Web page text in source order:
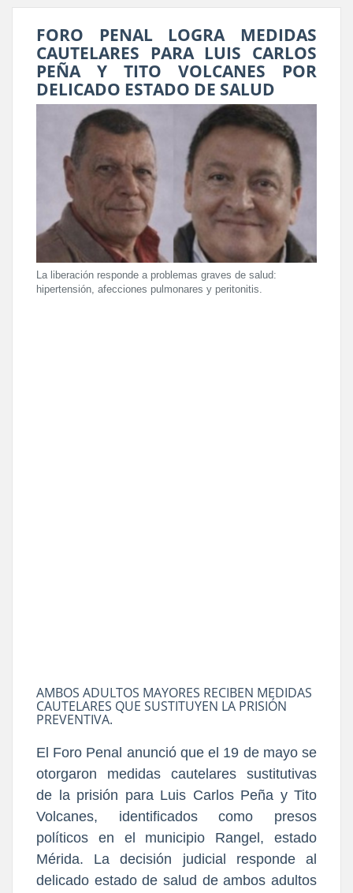
FORO PENAL LOGRA MEDIDAS
CAUTELARES PARA LUIS CARLOS
PEÑA Y TITO VOLCANES POR
DELICADO ESTADO DE SALUD
La liberación responde a problemas graves de salud:
hipertensión, afecciones pulmonares y peritonitis.
AMBOS ADULTOS MAYORES RECIBEN MEDIDAS
CAUTELARES QUE SUSTITUYEN LA PRISIÓN
PREVENTIVA.
El Foro Penal anunció que el 19 de mayo se
otorgaron medidas cautelares sustitutivas
de la prisión para Luis Carlos Peña y Tito
Volcanes, identificados como presos
políticos en el municipio Rangel, estado
Mérida. La decisión judicial responde al
delicado estado de salud de ambos adultos